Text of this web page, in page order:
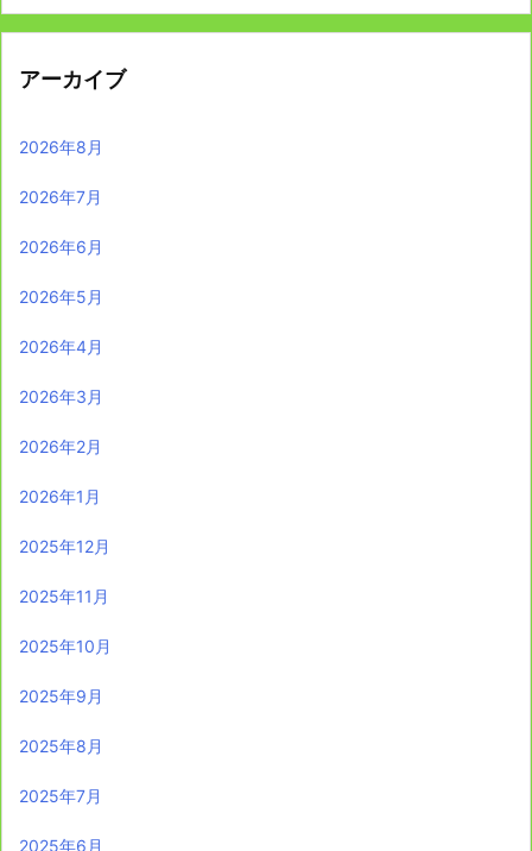
アーカイブ
2026年8月
2026年7月
2026年6月
2026年5月
2026年4月
2026年3月
2026年2月
2026年1月
2025年12月
2025年11月
2025年10月
2025年9月
2025年8月
2025年7月
2025年6月